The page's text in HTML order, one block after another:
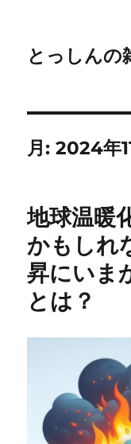
とっしんの
月:2024年
地球温暖
かもしれ
昇にいま
とは？